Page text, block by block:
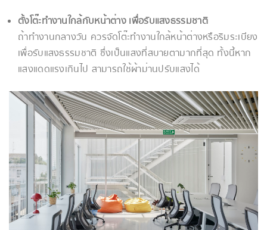
ตั้งโต๊ะทำงานใกล้กับหน้าต่าง เพื่อรับแสงธรรมชาติ
ถ้าทำงานกลางวัน ควรจัดโต๊ะทำงานใกล้หน้าต่างหรือริมระเบียง
เพื่อรับแสงธรรมชาติ ซึ่งเป็นแสงที่สบายตามากที่สุด ทั้งนี้หาก
แสงแดดแรงเกินไป สามารถใช้ผ้าม่านปรับแสงได้